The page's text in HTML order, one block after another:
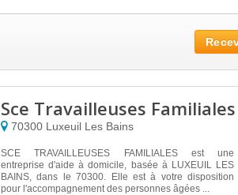
Sce Travailleuses Familiales
70300 Luxeuil Les Bains
SCE TRAVAILLEUSES FAMILIALES est une
entreprise d'aide à domicile, basée à LUXEUIL LES
BAINS, dans le 70300. Elle est à votre disposition
pour l'accompagnement des personnes âgées ...